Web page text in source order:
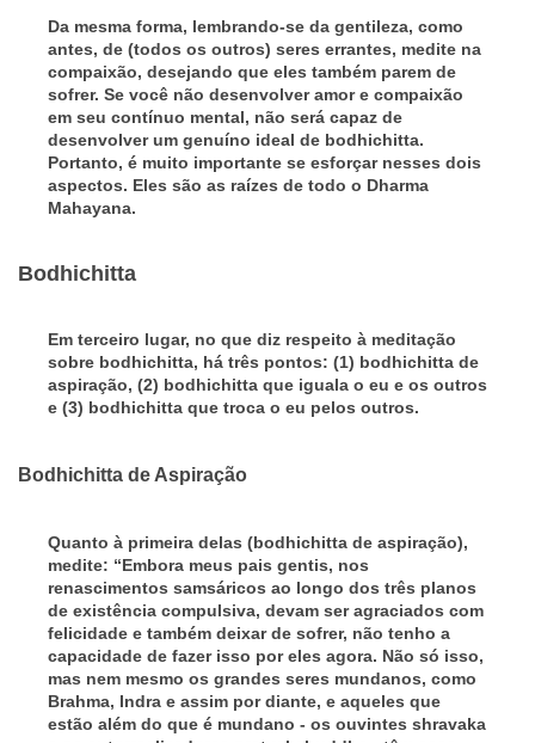
Da mesma forma, lembrando-se da gentileza, como
antes, de (todos os outros) seres errantes, medite na
compaixão, desejando que eles também parem de
sofrer. Se você não desenvolver amor e compaixão
em seu contínuo mental, não será capaz de
desenvolver um genuíno ideal de bodhichitta.
Portanto, é muito importante se esforçar nesses dois
aspectos. Eles são as raízes de todo o Dharma
Mahayana.
Bodhichitta
Em terceiro lugar, no que diz respeito à meditação
sobre bodhichitta, há três pontos: (1) bodhichitta de
aspiração, (2) bodhichitta que iguala o eu e os outros
e (3) bodhichitta que troca o eu pelos outros.
Bodhichitta de Aspiração
Quanto à primeira delas (bodhichitta de aspiração),
medite: “Embora meus pais gentis, nos
renascimentos samsáricos ao longo dos três planos
de existência compulsiva, devam ser agraciados com
felicidade e também deixar de sofrer, não tenho a
capacidade de fazer isso por eles agora. Não só isso,
mas nem mesmo os grandes seres mundanos, como
Brahma, Indra e assim por diante, e aqueles que
estão além do que é mundano - os ouvintes shravaka